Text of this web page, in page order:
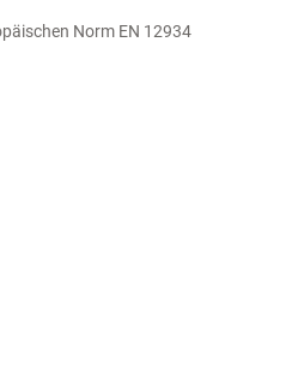
Norm EN 12934